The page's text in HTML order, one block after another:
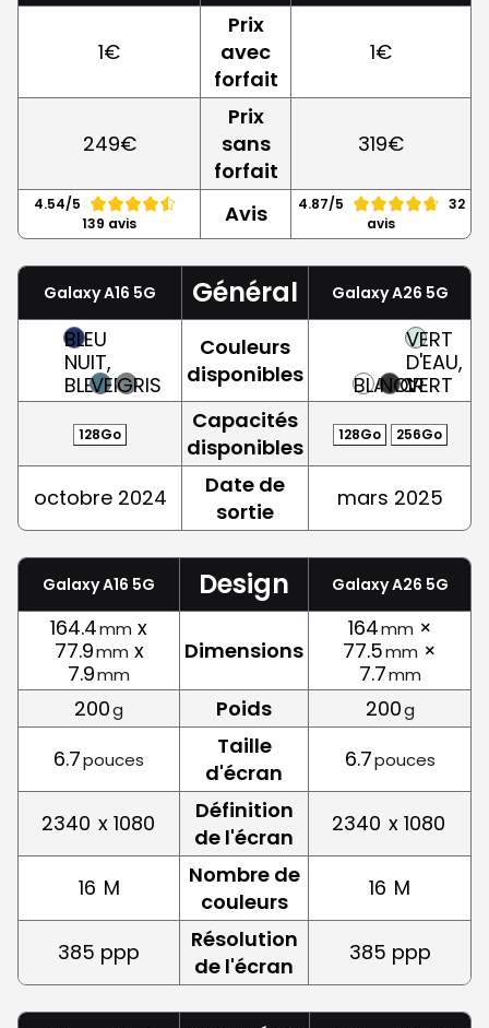
1€
Prix
avec
forfait
1€
249€
Prix
sans
forfait
319€
4.54/5
139 avis
Avis 4.87/5
32
avis
Galaxy A16 5G Général Galaxy A26 5G
BLEU
NUIT,
BLEUVERTGRIS
Couleurs
disponibles
BLANC
NOIR
VERT
D'EAU,
VERT
128Go
Capacités
disponibles
128Go 256Go
octobre 2024
Date de
sortie
mars 2025
Galaxy A16 5G Design Galaxy A26 5G
164.4mm x
77.9mm x
7.9mm
Dimensions
164mm ×
77.5mm ×
7.7mm
200g Poids 200g
6.7pouces
Taille
d'écran
6.7pouces
2340 x 1080
Définition
de l'écran
2340 x 1080
16 M
Nombre de
couleurs
16 M
385 ppp
Résolution
de l'écran
385 ppp